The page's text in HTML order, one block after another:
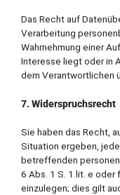
Das Recht auf
Verarbeitung
Wahrnehmung einer
Interesse liegt oder in
dem Verantwortlichen
7. Widerspruchsrecht
Sie haben das Recht,
Situation ergeben,
betreffenden
6 Abs. 1 S. 1 lit. e oder
einzulegen; dies gilt